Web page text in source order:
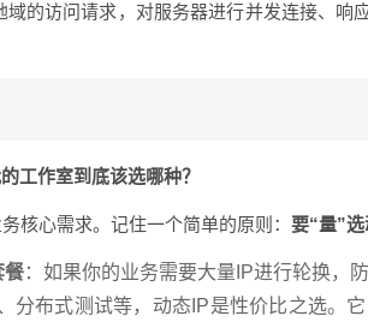
域的访问请求，对服务器进行并发连接、响
工作室到底该选哪种？
核心需求。记住一个简单的原则： 要“量”
餐：如果你的业务需要大量IP进行轮换，
分布式测试等，动态IP是性价比之选。